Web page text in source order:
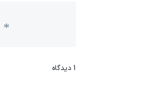
1 دیدگاه